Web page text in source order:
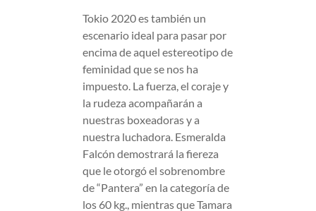
Tokio 2020 es también un
escenario ideal para pasar por
encima de aquel estereotipo de
feminidad que se nos ha
impuesto. La fuerza, el coraje y
la rudeza acompañarán a
nuestras boxeadoras y a
nuestra luchadora. Esmeralda
Falcón demostrará la fiereza
que le otorgó el sobrenombre
de “Pantera” en la categoría de
los 60 kg., mientras que Tamara